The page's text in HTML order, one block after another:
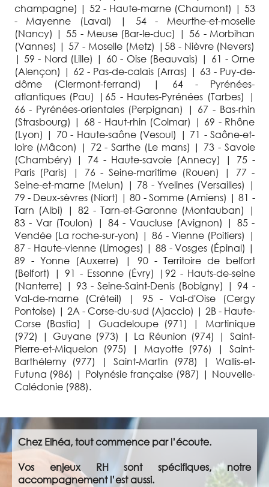
champagne) | 52 - Haute-marne (Chaumont) | 53
- Mayenne (Laval) | 54 - Meurthe-et-moselle
(Nancy) | 55 - Meuse (Bar-le-duc) | 56 - Morbihan
(Vannes) | 57 - Moselle (Metz) |58 - Nièvre (Nevers)
| 59 - Nord (Lille) | 60 - Oise (Beauvais) | 61 - Orne
(Alençon) | 62 - Pas-de-calais (Arras) | 63 - Puy-de-
dôme (Clermont-ferrand) | 64 - Pyrénées-
atlantiques (Pau) |65 - Hautes-Pyrénées (Tarbes) |
66 - Pyrénées-orientales (Perpignan) | 67 - Bas-rhin
(Strasbourg) | 68 - Haut-rhin (Colmar) | 69 - Rhône
(Lyon) | 70 - Haute-saône (Vesoul) | 71 - Saône-et-
loire (Mâcon) | 72 - Sarthe (Le mans) | 73 - Savoie
(Chambéry) | 74 - Haute-savoie (Annecy) | 75 -
Paris (Paris) | 76 - Seine-maritime (Rouen) | 77 -
Seine-et-marne (Melun) | 78 - Yvelines (Versailles) |
79 - Deux-sèvres (Niort) | 80 - Somme (Amiens) | 81 -
Tarn (Albi) | 82 - Tarn-et-Garonne (Montauban) |
83 - Var (Toulon) | 84 - Vaucluse (Avignon) | 85 -
Vendée (La roche-sur-yon) | 86 - Vienne (Poitiers) |
87 - Haute-vienne (Limoges) | 88 - Vosges (Épinal) |
89 - Yonne (Auxerre) | 90 - Territoire de belfort
(Belfort) | 91 - Essonne (Évry) |92 - Hauts-de-seine
(Nanterre) | 93 - Seine-Saint-Denis (Bobigny) | 94 -
Val-de-marne (Créteil) | 95 - Val-d'Oise (Cergy
Pontoise) | 2A - Corse-du-sud (Ajaccio) | 2B - Haute-
Corse (Bastia) | Guadeloupe (971) | Martinique
(972) | Guyane (973) | La Réunion (974) | Saint-
Pierre-et-Miquelon (975) | Mayotte (976) | Saint-
Barthélemy (977) | Saint-Martin (978) | Wallis-et-
Futuna (986) | Polynésie française (987) | Nouvelle-
Calédonie (988).
Chez Elhéa, tout commence par l’écoute.
Vos enjeux RH sont spécifiques, notre
accompagnement l’est aussi.